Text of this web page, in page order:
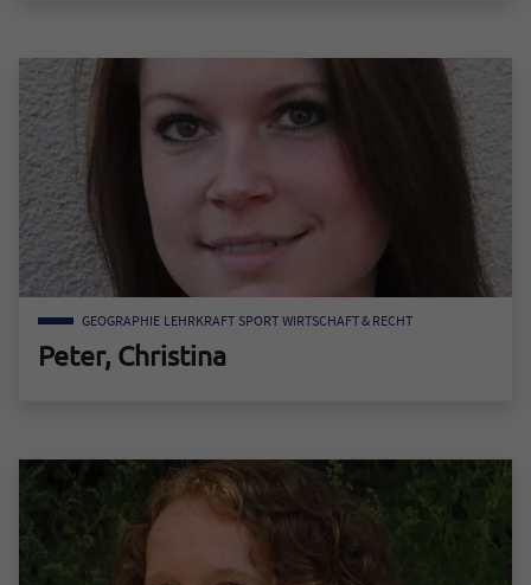
GEOGRAPHIE LEHRKRAFT SPORT WIRTSCHAFT & RECHT
Peter, Christina